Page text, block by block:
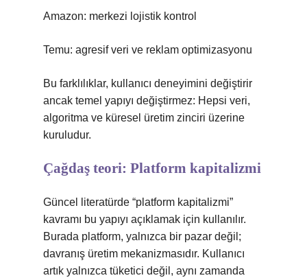
Amazon: merkezi lojistik kontrol
Temu: agresif veri ve reklam optimizasyonu
Bu farklılıklar, kullanıcı deneyimini değiştirir
ancak temel yapıyı değiştirmez: Hepsi veri,
algoritma ve küresel üretim zinciri üzerine
kuruludur.
Çağdaş teori: Platform kapitalizmi
Güncel literatürde “platform kapitalizmi”
kavramı bu yapıyı açıklamak için kullanılır.
Burada platform, yalnızca bir pazar değil;
davranış üretim mekanizmasıdır. Kullanıcı
artık yalnızca tüketici değil, aynı zamanda